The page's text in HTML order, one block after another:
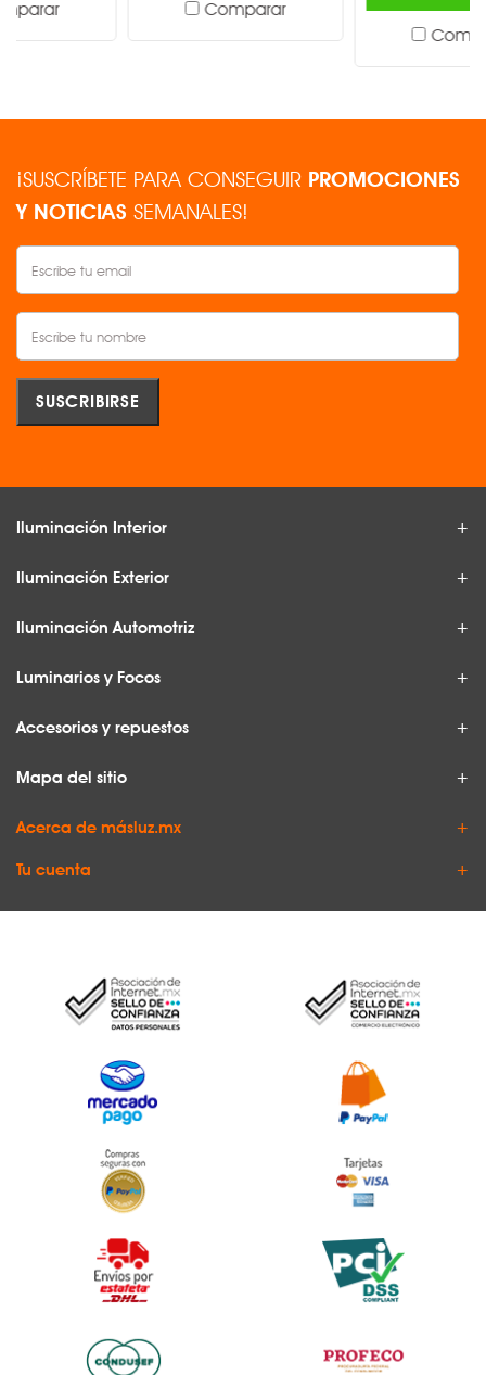
Comparar
Comparar
¡SUSCRÍBETE PARA CONSEGUIR PROMOCIONES
Y NOTICIAS SEMANALES!
Iluminación Interior
Iluminación Exterior
Iluminación Automotriz
Luminarios y Focos
Accesorios y repuestos
Mapa del sitio
Acerca de másluz.mx
Tu cuenta